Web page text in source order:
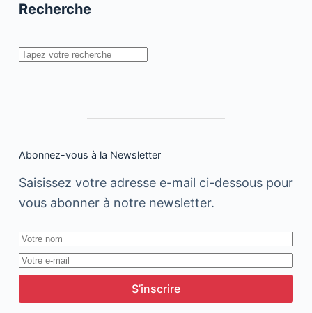
d’Avito
Recherche
Rechercher
Abonnez-vous à la Newsletter
Saisissez votre adresse e-mail ci-dessous pour
vous abonner à notre newsletter.
S’inscrire